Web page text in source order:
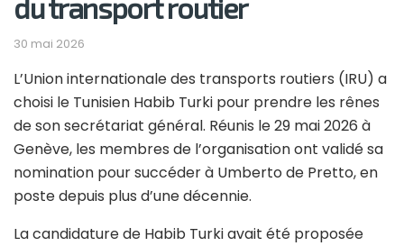
30 mai 2026
L’Union internationale des transports routiers (IRU) a
choisi le Tunisien Habib Turki pour prendre les rênes
de son secrétariat général. Réunis le 29 mai 2026 à
Genève, les membres de l’organisation ont validé sa
nomination pour succéder à Umberto de Pretto, en
poste depuis plus d’une décennie.
La candidature de Habib Turki avait été proposée